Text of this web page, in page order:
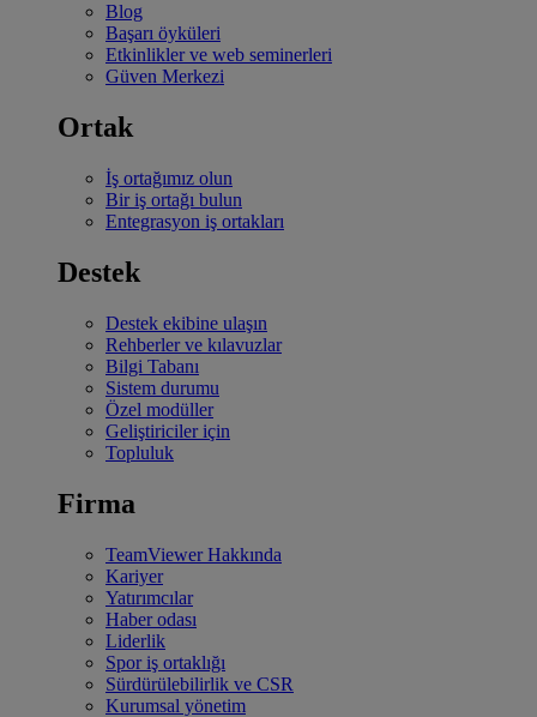
Blog
Başarı öyküleri
Etkinlikler ve web seminerleri
Güven Merkezi
Ortak
İş ortağımız olun
Bir iş ortağı bulun
Entegrasyon iş ortakları
Destek
Destek ekibine ulaşın
Rehberler ve kılavuzlar
Bilgi Tabanı
Sistem durumu
Özel modüller
Geliştiriciler için
Topluluk
Firma
TeamViewer Hakkında
Kariyer
Yatırımcılar
Haber odası
Liderlik
Spor iş ortaklığı
Sürdürülebilirlik ve CSR
Kurumsal yönetim